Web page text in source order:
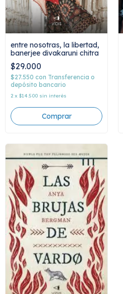
entre nosotras, la libertad,
banerjee divakaruni chitra
$29.000
$27.550 con Transferencia o
depósito bancario
2 x $14.500 sin interés